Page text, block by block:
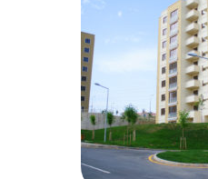
Seguro obrigatório
síndico precisa
das
Quais são os principais